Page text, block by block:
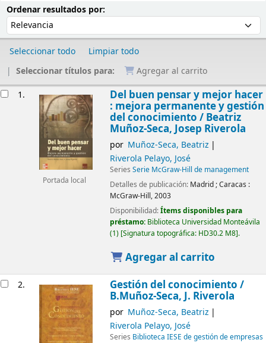
Ordenar resultados por:
Seleccionar todo
Limpiar todo
Seleccionar títulos para:
Agregar al carrito
1.
Portada local
Del buen pensar y mejor hacer
: mejora permanente y gestión
del conocimiento / Beatriz
Muñoz-Seca, Josep Riverola
por Muñoz-Seca, Beatriz
Riverola Pelayo, José
Series Serie McGraw-Hill de management
Detalles de publicación: Madrid ; Caracas :
McGraw-Hill,2003
Disponibilidad:Ítems disponibles para
préstamo: Biblioteca Universidad Monteávila
(1) Signatura topográfica: HD30.2 M8 .
Agregar al carrito
2. Gestión del conocimiento /
B.Muñoz-Seca, J. Riverola
por Muñoz-Seca, Beatriz
Riverola Pelayo, José
Series Biblioteca IESE de gestión de empresas